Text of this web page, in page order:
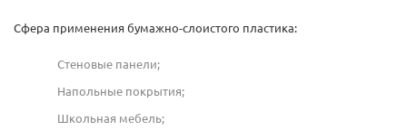
Сфера применения бумажно-слоистого пластика:
Стеновые панели;
Напольные покрытия;
Школьная мебель;